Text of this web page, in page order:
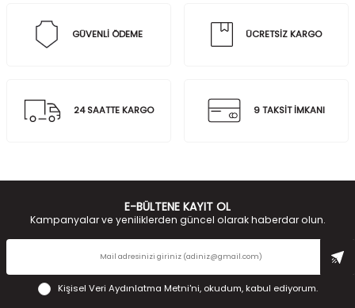
GÜVENLİ ÖDEME ÜCRETSİZ KARGO
24 SAATTE KARGO 9 TAKSİT İMKANI
E-BÜLTENE KAYIT OL
Kampanyalar ve yeniliklerden güncel olarak haberdar olun.
Kişisel Veri Aydınlatma Metni'ni, okudum, kabul ediyorum.